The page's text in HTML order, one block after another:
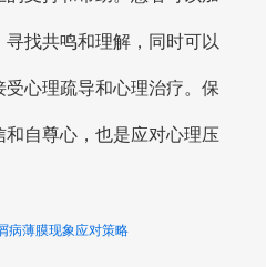
找共鸣和理解，同时可以
心理疏导和心理治疗。保
自尊心，也是应对心理压
病薄膜现象应对策略